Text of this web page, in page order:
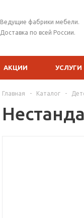
Ведущие фабрики мебели.
Доставка по всей России.
АКЦИИ УСЛУГИ
Главная - Каталог -